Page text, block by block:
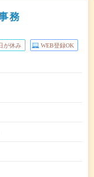
務
が休み WEB登録OK